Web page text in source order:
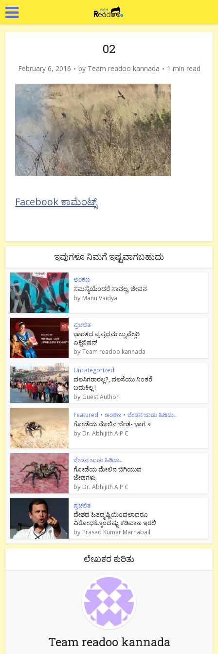
02
February 6, 2016 by Team readoo kannada 1 min read
Facebook ಕಾಮೆಂಟ್ಸ್
ಇವುಗಳೂ ನಿಮಗೆ ಇಷ್ಟವಾಗಬಹುದು
ಅಂಕಣ
ಸಮಸ್ಯೆಯೆಂದರೆ ಸಾವಲ್ಲ, ಜೀವನ
by Manu Vaidya
ಪ್ರಚಲಿತ
ಭಾರತದ ಪ್ರಪ್ರಥಮ ಜ್ಯುವೆಲ್ಲರಿ
ಎಕ್ಸಿಬಿಷನ್
byTeam readoo kannada
Uncategorized
ವಲಸಿಗರಾರಲ್ಲ?, ವಲಸೆಯು ನಿಂತರೆ
ಬದುಕಿಲ್ಲ !
by Guest Author
Featured • ಅಂಕಣ • ಜೇಡನ ಜಾಡು ಹಿಡಿದು..
ಗೋಡೆಯ ಮೇಲಿನ ಜೇಡ- ಭಾಗ ೨
by Dr. Abhijith A P C
ಜೇಡನ ಜಾಡು ಹಿಡಿದು..
ಗೋಡೆಯ ಮೇಲಿನ ಜಿಗಿಯುವ
ಜೇಡಗಳು
by Dr. Abhijith A P C
ಪ್ರಚಲಿತ
ದೇಶದ ಹಿತದೃಷ್ಟಿಯಿಂದಲಾದರೂ
ವಿರೋಧಕ್ಕೊಂದಷ್ಟು ಕಡಿವಾಣ ಇರಲಿ
by Prasad Kumar Marnabail
ಲೇಖಕರ ಕುರಿತು
Team readoo kannada